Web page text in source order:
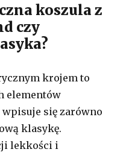
koszula z
czy
krojem to
elementów
się zarówno
klasykę.
lekkości i